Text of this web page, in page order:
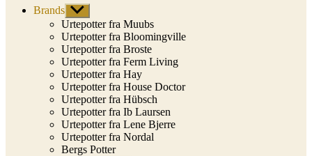
Brands Vis
undermenu
Urtepotter fra Muubs
Urtepotter fra Bloomingville
Urtepotter fra Broste
Urtepotter fra Ferm Living
Urtepotter fra Hay
Urtepotter fra House Doctor
Urtepotter fra Hübsch
Urtepotter fra Ib Laursen
Urtepotter fra Lene Bjerre
Urtepotter fra Nordal
Bergs Potter